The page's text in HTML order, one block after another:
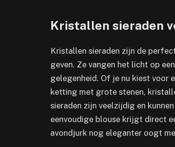
Kristallen sieraden
Kristallen sieraden zijn de
geven. Ze vangen het licht op
gelegenheid. Of je nu kiest voor
ketting met grote stenen,
sieraden zijn veelzijdig en
eenvoudige blouse krijgt direct
avondjurk nog eleganter oogt